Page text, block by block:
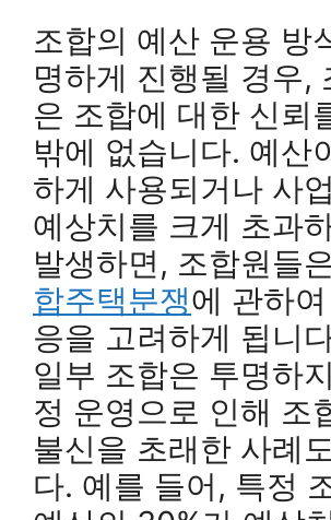
조합의 예산 운용 방
명하게 진행될 경우,
은 조합에 대한 신뢰
밖에 없습니다. 예산
하게 사용되거나 사
예상치를 크게 초과
발생하면, 조합원들
합주택분쟁에 관하
응을 고려하게 됩니
일부 조합은 투명하
정 운영으로 인해 조
불신을 초래한 사례
다. 예를 들어, 특정